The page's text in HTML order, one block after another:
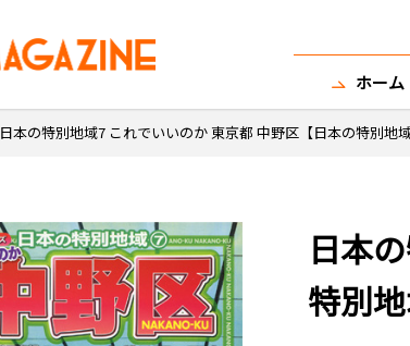
ホーム
日本の特別地域7 これでいいのか 東京都 中野区【日本の特別地域
日本
特別